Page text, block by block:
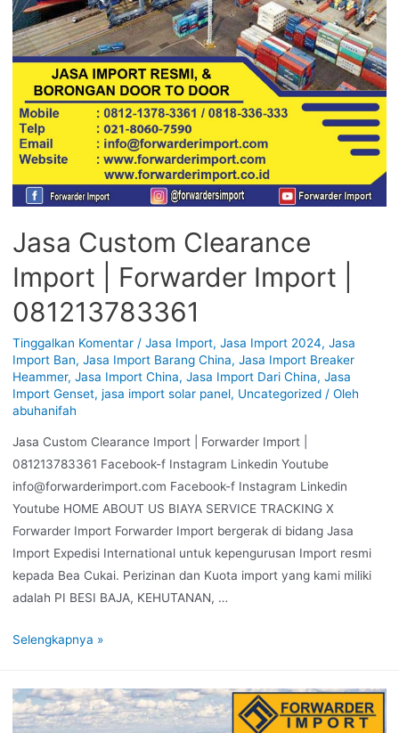
Jasa Custom Clearance
Import | Forwarder Import |
081213783361
Tinggalkan Komentar / Jasa Import, Jasa Import 2024, Jasa
Import Ban, Jasa Import Barang China, Jasa Import Breaker
Heammer, Jasa Import China, Jasa Import Dari China, Jasa
Import Genset, jasa import solar panel, Uncategorized/ Oleh
abuhanifah
Jasa Custom Clearance Import | Forwarder Import |
081213783361 Facebook-f Instagram Linkedin Youtube
info@forwarderimport.com Facebook-f Instagram Linkedin
Youtube HOME ABOUT US BIAYA SERVICE TRACKING X
Forwarder Import Forwarder Import bergerak di bidang Jasa
Import Expedisi International untuk kepengurusan Import resmi
kepada Bea Cukai. Perizinan dan Kuota import yang kami miliki
adalah PI BESI BAJA, KEHUTANAN, …
Selengkapnya »